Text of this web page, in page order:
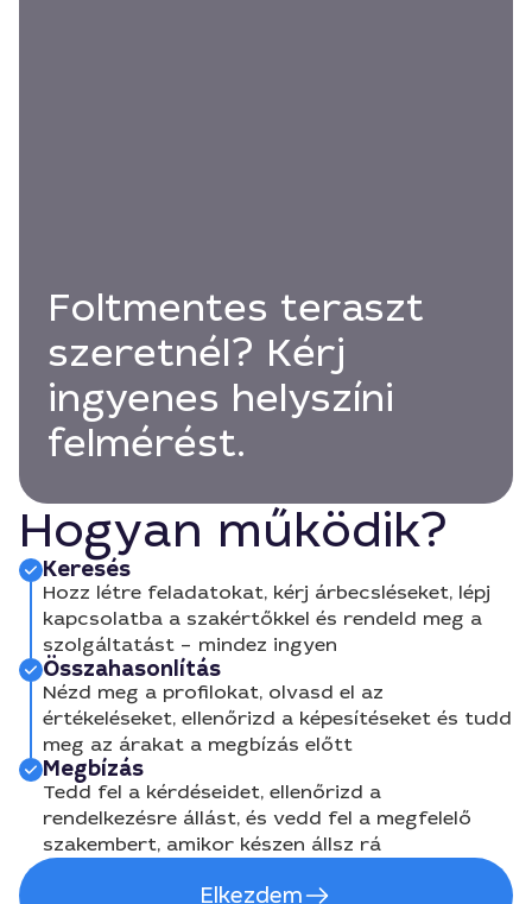
Foltmentes teraszt
szeretnél? Kérj
ingyenes helyszíni
felmérést.
Hogyan működik?
Keresés
Hozz létre feladatokat, kérj árbecsléseket, lépj
kapcsolatba a szakértőkkel és rendeld meg a
szolgáltatást – mindez ingyen
Összahasonlítás
Nézd meg a profilokat, olvasd el az
értékeléseket, ellenőrizd a képesítéseket és tudd
meg az árakat a megbízás előtt
Megbízás
Tedd fel a kérdéseidet, ellenőrizd a
rendelkezésre állást, és vedd fel a megfelelő
szakembert, amikor készen állsz rá
Elkezdem